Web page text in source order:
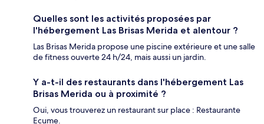
Quelles sont les activités proposées par
l'hébergement Las Brisas Merida et alentour ?
Las Brisas Merida propose une piscine extérieure et une salle
de fitness ouverte 24 h/24, mais aussi un jardin.
Y a-t-il des restaurants dans l'hébergement Las
Brisas Merida ou à proximité ?
Oui, vous trouverez un restaurant sur place : Restaurante
Ecume.